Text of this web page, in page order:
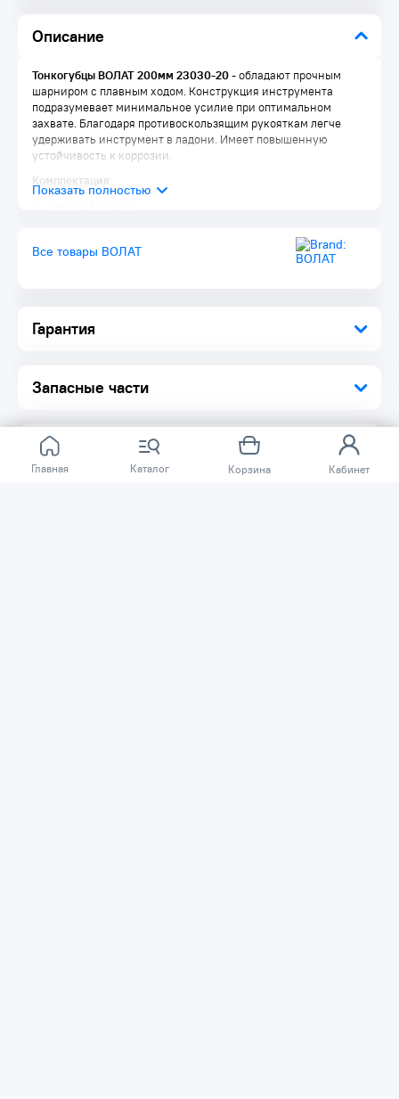
Главная Каталог Корзина Кабинет
Описание
Гарантия
Запасные части
Тонкогубцы ВОЛАТ 200мм 23030-20- обладают прочным
шарниром с плавным ходом. Конструкция инструмента
подразумевает минимальное усилие при оптимальном
захвате. Благодаря противоскользящим рукояткам легче
удерживать инструмент в ладони. Имеет повышенную
устойчивость к коррозии.
Комплектация:
Все товары ВОЛАТ